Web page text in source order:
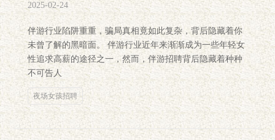
2025-02-24
伴游行业陷阱重重，骗局真相竟如此复杂，背后隐藏着你
未曾了解的黑暗面。 伴游行业近年来渐渐成为一些年轻女
性追求高薪的途径之一，然而，伴游招聘背后隐藏着种种
不可告人
夜场女孩招聘